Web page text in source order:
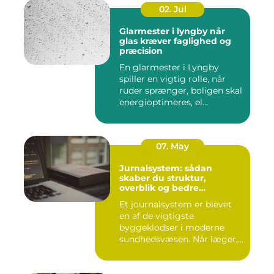
02. Jul
Glarmester i lyngby når
glas kræver faglighed og
præcision
En glarmester i Lyngby
spiller en vigtig rolle, når
ruder sprænger, boligen skal
energioptimeres, el...
07. May
Jurnalsystem: sådan
skaber du struktur,
overblik og bedre
Et journalsystem er blevet
en af de vigtigste
byggeklodser i moderne
sundhedsvæsen. Når læger,